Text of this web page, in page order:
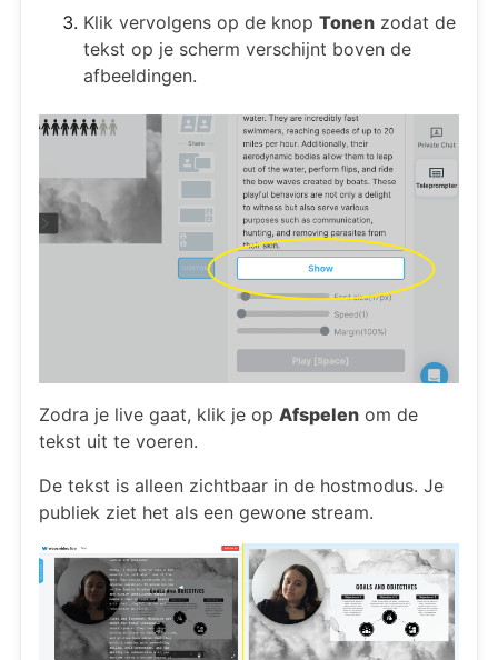
Klik vervolgens op de knop Tonen zodat de
tekst op je scherm verschijnt boven de
afbeeldingen.
Zodra je live gaat, klik je op Afspelen om de
tekst uit te voeren.
De tekst is alleen zichtbaar in de hostmodus. Je
publiek ziet het als een gewone stream.